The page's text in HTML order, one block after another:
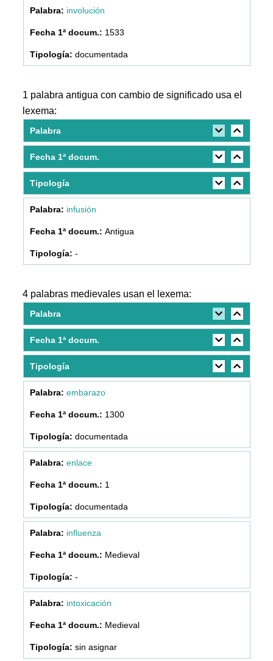
involución
1533
documentada
1 palabra antigua con cambio de significado usa el
lexema:
Palabra
Fecha 1ª docum.
Tipología
infusión
Antigua
-
4 palabras medievales usan el lexema:
Palabra
Fecha 1ª docum.
Tipología
embarazo
1300
documentada
enlace
1
documentada
influenza
Medieval
-
intoxicación
Medieval
sin asignar